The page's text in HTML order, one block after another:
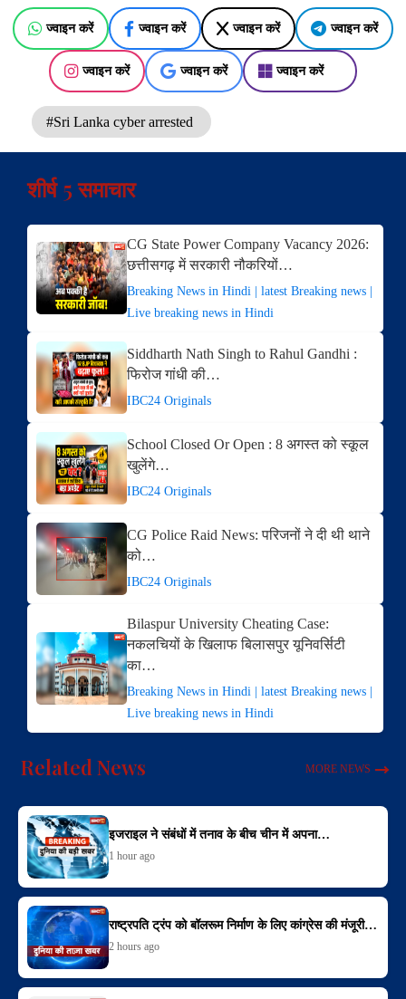
ज्वाइन करें ज्वाइन करें ज्वाइन करें ज्वाइन करें
ज्वाइन करें ज्वाइन करें ज्वाइन करें
#Sri Lanka cyber arrested
शीर्ष 5 समाचार
CG State Power Company Vacancy 2026:
छत्तीसगढ़ में सरकारी नौकरियों…
Breaking News in Hindi | latest Breaking news |
Live breaking news in Hindi
Siddharth Nath Singh to Rahul Gandhi :
फिरोज गांधी की…
IBC24 Originals
School Closed Or Open : 8 अगस्त को स्कूल
खुलेंगे…
IBC24 Originals
CG Police Raid News: परिजनों ने दी थी थाने
को…
IBC24 Originals
Bilaspur University Cheating Case:
नकलचियों के खिलाफ बिलासपुर यूनिवर्सिटी
का…
Breaking News in Hindi | latest Breaking news |
Live breaking news in Hindi
Related News MORE NEWS
इजराइल ने संबंधों में तनाव के बीच चीन में अपना…
1 hour ago
राष्ट्रपति ट्रंप को बॉलरूम निर्माण के लिए कांग्रेस की मंजूरी…
2 hours ago